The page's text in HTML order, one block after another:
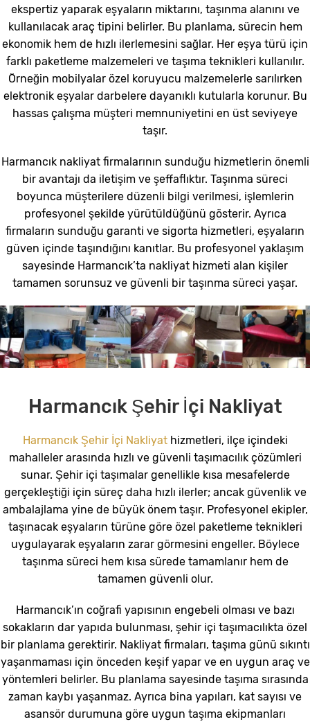
ekspertiz yaparak eşyaların miktarını, taşınma alanını ve
kullanılacak araç tipini belirler. Bu planlama, sürecin hem
ekonomik hem de hızlı ilerlemesini sağlar. Her eşya türü için
farklı paketleme malzemeleri ve taşıma teknikleri kullanılır.
Örneğin mobilyalar özel koruyucu malzemelerle sarılırken
elektronik eşyalar darbelere dayanıklı kutularla korunur. Bu
hassas çalışma müşteri memnuniyetini en üst seviyeye
taşır.
Harmancık nakliyat firmalarının sunduğu hizmetlerin önemli
bir avantajı da iletişim ve şeffaflıktır. Taşınma süreci
boyunca müşterilere düzenli bilgi verilmesi, işlemlerin
profesyonel şekilde yürütüldüğünü gösterir. Ayrıca
firmaların sunduğu garanti ve sigorta hizmetleri, eşyaların
güven içinde taşındığını kanıtlar. Bu profesyonel yaklaşım
sayesinde Harmancık’ta nakliyat hizmeti alan kişiler
tamamen sorunsuz ve güvenli bir taşınma süreci yaşar.
Harmancık Şehir İçi Nakliyat
Harmancık Şehir İçi Nakliyat hizmetleri, ilçe içindeki
mahalleler arasında hızlı ve güvenli taşımacılık çözümleri
sunar. Şehir içi taşımalar genellikle kısa mesafelerde
gerçekleştiği için süreç daha hızlı ilerler; ancak güvenlik ve
ambalajlama yine de büyük önem taşır. Profesyonel ekipler,
taşınacak eşyaların türüne göre özel paketleme teknikleri
uygulayarak eşyaların zarar görmesini engeller. Böylece
taşınma süreci hem kısa sürede tamamlanır hem de
tamamen güvenli olur.
Harmancık’ın coğrafi yapısının engebeli olması ve bazı
sokakların dar yapıda bulunması, şehir içi taşımacılıkta özel
bir planlama gerektirir. Nakliyat firmaları, taşıma günü sıkıntı
yaşanmaması için önceden keşif yapar ve en uygun araç ve
yöntemleri belirler. Bu planlama sayesinde taşıma sırasında
zaman kaybı yaşanmaz. Ayrıca bina yapıları, kat sayısı ve
asansör durumuna göre uygun taşıma ekipmanları